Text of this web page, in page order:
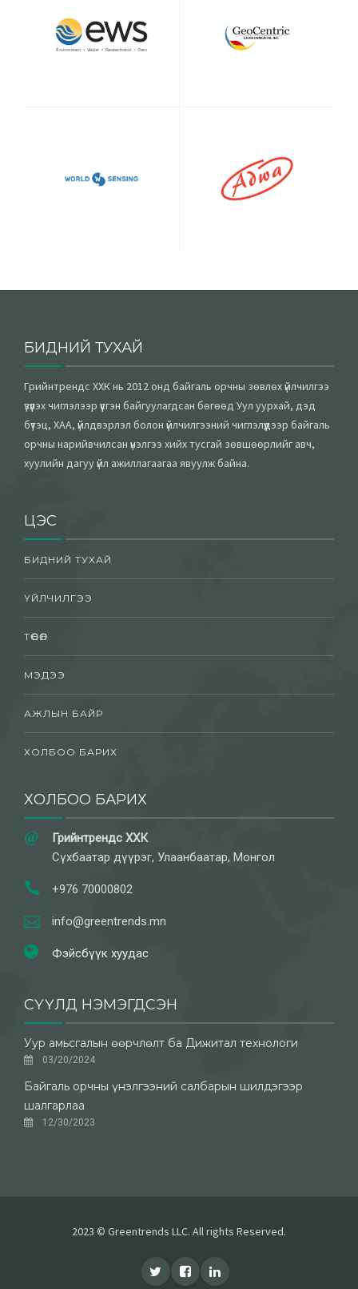
БИДНИЙ ТУХАЙ
Грийнтрендс ХХК нь 2012 онд байгаль орчны зөвлөх үйлчилгээ
үзүүлэх чиглэлээр үүсгэн байгуулагдсан бөгөөд Уул уурхай, дэд
бүтэц, ХАА, үйлдвэрлэл болон үйлчилгээний чиглэлүүдээр байгаль
орчны нарийвчилсан үнэлгээ хийх тусгай зөвшөөрлийг авч,
хуулийн дагуу үйл ажиллагаагаа явуулж байна.
ЦЭС
БИДНИЙ ТУХАЙ
ҮЙЛЧИЛГЭЭ
ТӨСӨЛ
МЭДЭЭ
АЖЛЫН БАЙР
ХОЛБОО БАРИХ
ХОЛБОО БАРИХ
Грийнтрендс ХХК
Сүхбаатар дүүрэг, Улаанбаатар, Монгол
+976 70000802
info@greentrends.mn
Фэйсбүүк хуудас
СҮҮЛД НЭМЭГДСЭН
Уур амьсгалын өөрчлөлт ба Дижитал технологи
03/20/2024
Байгаль орчны үнэлгээний салбарын шилдэгээр
шалгарлаа
12/30/2023
2023 © Greentrends LLC. All rights Reserved.